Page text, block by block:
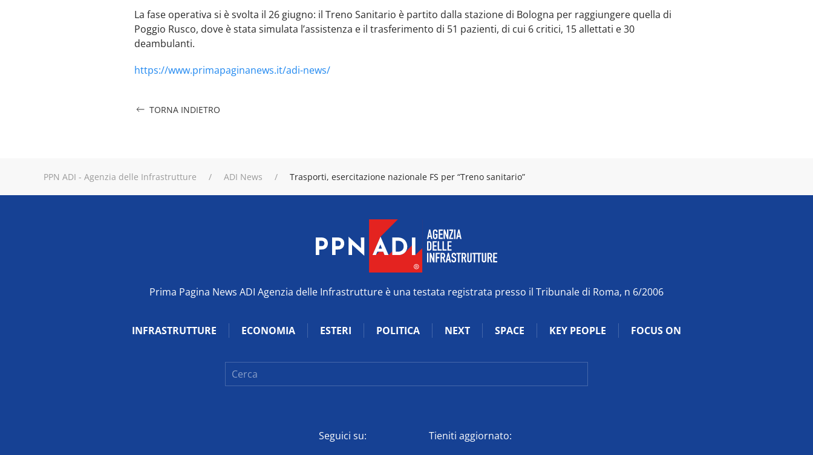
La fase operativa si è svolta il 26 giugno: il Treno Sanitario è partito dalla stazione di Bologna per raggiungere quella di
Poggio Rusco, dove è stata simulata l’assistenza e il trasferimento di 51 pazienti, di cui 6 critici, 15 allettati e 30
deambulanti.
https://www.primapaginanews.it/adi-news/
TORNA INDIETRO
PPN ADI - Agenzia delle Infrastrutture ADI News Trasporti, esercitazione nazionale FS per “Treno sanitario”
Prima Pagina News ADI Agenzia delle Infrastrutture è una testata registrata presso il Tribunale di Roma, n 6/2006
INFRASTRUTTURE ECONOMIA ESTERI POLITICA NEXT SPACE KEY PEOPLE FOCUS ON
Seguici su: Tieniti aggiornato: